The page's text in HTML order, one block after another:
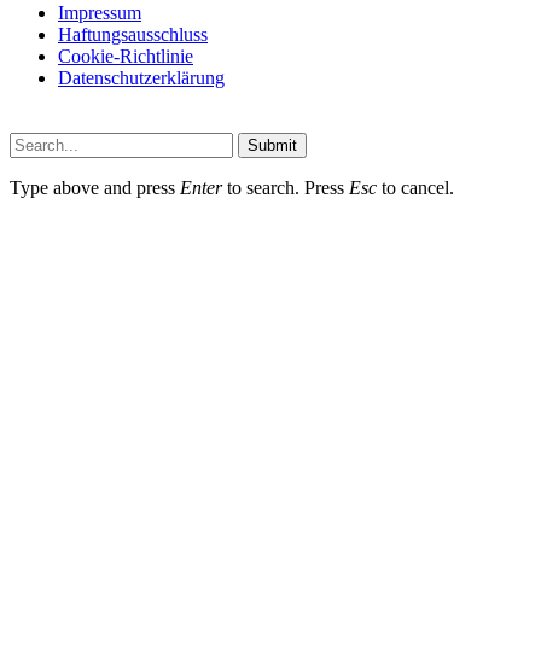
Impressum
Haftungsausschluss
Cookie-Richtlinie
Datenschutzerklärung
Submit
Type above and press Enterto search. Press Esc to cancel.